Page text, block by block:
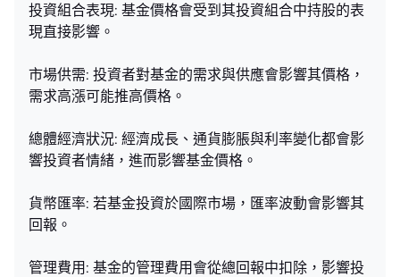
投資組合表現: 基金價格會受到其投資組合中持股的表
現直接影響。
市場供需: 投資者對基金的需求與供應會影響其價格，
需求高漲可能推高價格。
總體經濟狀況: 經濟成長、通貨膨脹與利率變化都會影
響投資者情緒，進而影響基金價格。
貨幣匯率: 若基金投資於國際市場，匯率波動會影響其
回報。
管理費用: 基金的管理費用會從總回報中扣除，影響投